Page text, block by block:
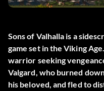
Sons of Valhalla is a
game set in the Viking
warrior seeking
Valgard, who burned
his beloved, and fled to